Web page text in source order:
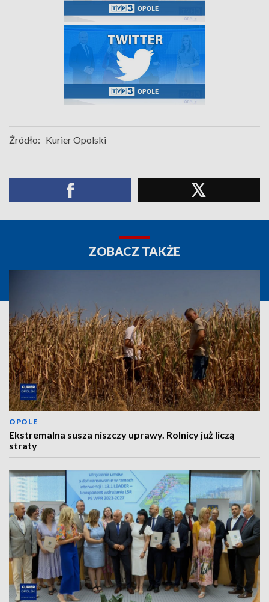
Źródło: Kurier Opolski
ZOBACZ TAKŻE
OPOLE
Ekstremalna susza niszczy uprawy. Rolnicy już liczą
straty